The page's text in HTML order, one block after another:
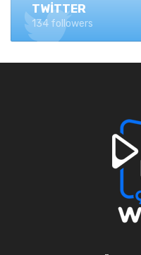
TWITTER
134 followers